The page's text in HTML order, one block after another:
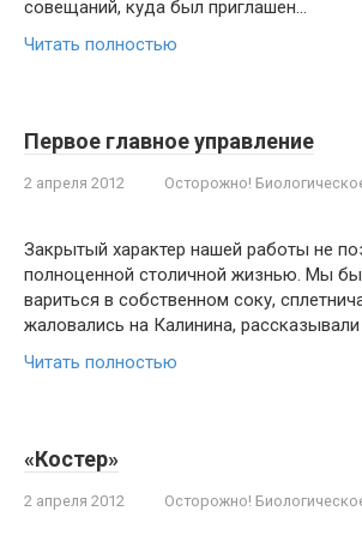
совещаний, ку­да был приглашен…
Читать полностью
Первое главное управление
2 апреля 2012
Осторожно!
Закрытый характер нашей работы не
полноценной столич­ной жизнью. Мы
ва­риться в собственном соку,
жаловались на Калинина,
Читать полностью
«Костер»
2 апреля 2012
Осторожно!